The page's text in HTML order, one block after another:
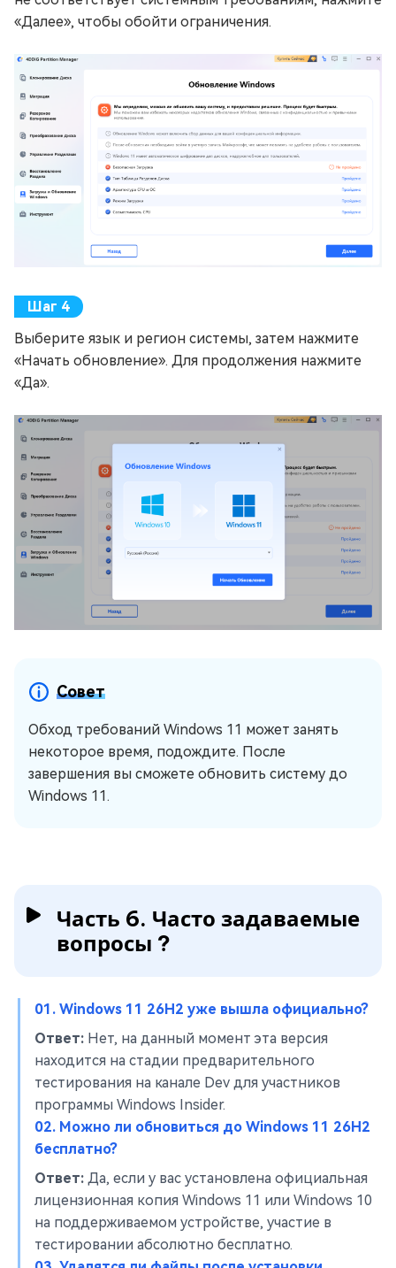
«Далее», чтобы обойти ограничения.
Выберите язык и регион системы, затем нажмите
«Начать обновление». Для продолжения нажмите
«Да».
Совет
Обход требований Windows 11 может занять
некоторое время, подождите. После
завершения вы сможете обновить систему до
Windows 11.
Часть 6. Часто задаваемые
вопросы ?
01. Windows 11 26H2 уже вышла официально?
Ответ: Нет, на данный момент эта версия
находится на стадии предварительного
тестирования на канале Dev для участников
программы Windows Insider.
02. Можно ли обновиться до Windows 11 26H2
бесплатно?
Ответ: Да, если у вас установлена официальная
лицензионная копия Windows 11 или Windows 10
на поддерживаемом устройстве, участие в
тестировании абсолютно бесплатно.